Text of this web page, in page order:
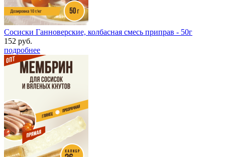
Сосиски Ганноверские, колбасная смесь приправ - 50г
152 руб.
подробнее